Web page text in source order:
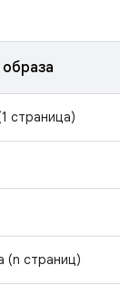
страница)
(n страниц)